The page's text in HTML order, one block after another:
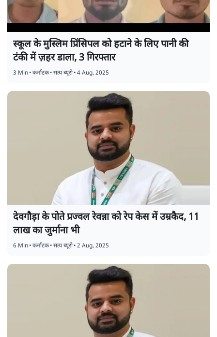
स्कूल के मुस्लिम प्रिंसिपल को हटाने के लिए पानी की
टंकी में ज़हर डाला, 3 गिरफ्तार
3 Min•कर्नाटक•सत्य ब्यूरो•4 Aug, 2025
देवगौड़ा के पोते प्रज्वल रेवन्ना को रेप केस में उम्रकैद, 11
लाख का जुर्माना भी
6 Min•कर्नाटक•सत्य ब्यूरो•2 Aug, 2025